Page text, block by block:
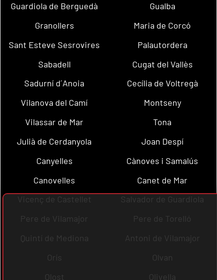
Guardiola de Berguedà
Gualba
Granollers
Maria de Corcó
Sant Esteve Sesrovires
Palautordera
Sabadell
Cugat del Vallès
Sadurní d´Anoia
Cecília de Voltregà
Vilanova del Camí
Montseny
Vilassar de Mar
Tona
Julià de Cerdanyola
Joan Despí
Canyelles
Cànoves i Samalús
Canovelles
Canet de Mar
Vicenç de Castellet
Salvador de Guardiola
Pere de Vilamajor
Pere de Torelló
Quintí de Mediona
Antoni de Vilamajor
Orís
Olvan
Olost
Olivella